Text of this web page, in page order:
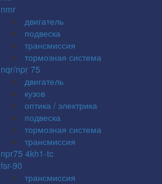
nmr
двигатель
подвеска
трансмиссия
тормозная система
nqr/npr 75
двигатель
кузов
оптика / электрика
подвеска
тормозная система
трансмиссия
npr75 4kh1-tc
fsr-90
трансмиссия